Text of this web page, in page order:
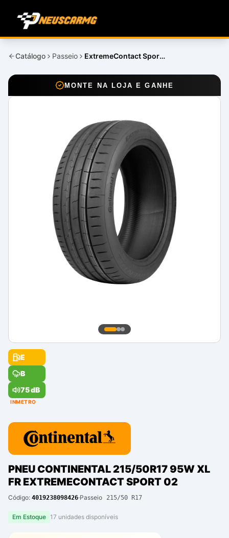
Catálogo Passeio ExtremeContact Sport 02
MONTE NA LOJA E GANHE
E
B
75 dB
INMETRO
PNEU CONTINENTAL 215/50R17 95W XL
FR EXTREMECONTACT SPORT 02
Código: 4019238098426·Passeio 215/50 R17
Em Estoque 17 unidades disponíveis